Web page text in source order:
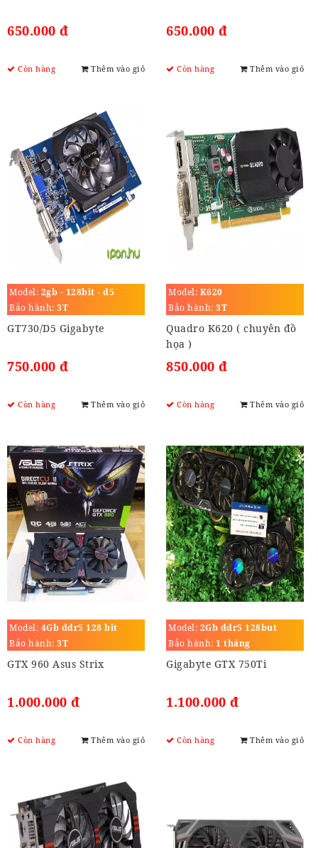
650.000 đ
Còn hàng Thêm vào giỏ
650.000 đ
Còn hàng Thêm vào giỏ
Model: 2gb - 128bit - d5
Bảo hành: 3T
GT730/D5 Gigabyte
750.000 đ
Còn hàng Thêm vào giỏ
Model: K620
Bảo hành: 3T
Quadro K620 ( chuyên đồ
họa )
850.000 đ
Còn hàng Thêm vào giỏ
Model: 4Gb ddr5 128 bit
Bảo hành: 3T
GTX 960 Asus Strix
1.000.000 đ
Còn hàng Thêm vào giỏ
Model: 2Gb ddr5 128but
Bảo hành: 1 tháng
Gigabyte GTX 750Ti
1.100.000 đ
Còn hàng Thêm vào giỏ